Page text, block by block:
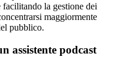
la gestione dei
maggiormente
pubblico.
assistente podcast